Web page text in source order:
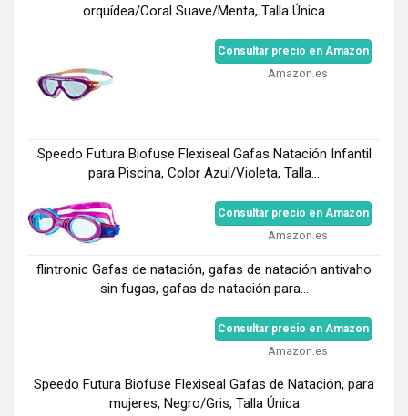
orquídea/Coral Suave/Menta, Talla Única
Consultar precio en Amazon
Amazon.es
Speedo Futura Biofuse Flexiseal Gafas Natación Infantil
para Piscina, Color Azul/Violeta, Talla...
Consultar precio en Amazon
Amazon.es
flintronic Gafas de natación, gafas de natación antivaho
sin fugas, gafas de natación para...
Consultar precio en Amazon
Amazon.es
Speedo Futura Biofuse Flexiseal Gafas de Natación, para
mujeres, Negro/Gris, Talla Única